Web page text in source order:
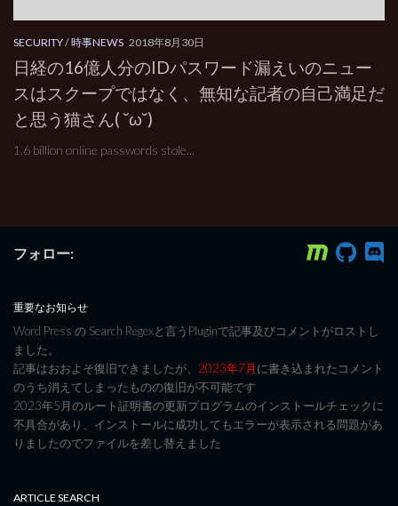
SECURITY/時事NEWS 2018年8月30日
日経の16億人分のIDパスワード漏えいのニュー
スはスクープではなく、無知な記者の自己満足だ
と思う猫さん( ˘ω˘)
1.6 billion online passwords stole...
フォロー:
重要なお知らせ
Word Press の Search Regexと言うPluginで記事及びコメントがロストし
ました。
記事はおおよそ復旧できましたが、 2023年7月に書き込まれたコメント
のうち消えてしまったものの復旧が不可能です
2023年5月のルート証明書の更新プログラムのインストールチェックに
不具合があり、インストールに成功してもエラーが表示される問題があ
りましたのでファイルを差し替えました
ARTICLE SEARCH